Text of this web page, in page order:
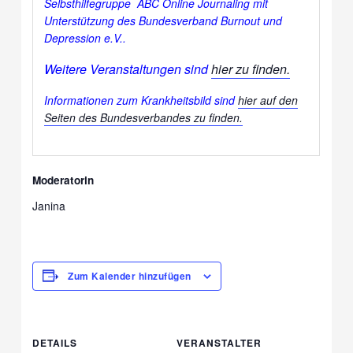
Unterstützung des Bundesverband Burnout und
Depression e.V..
Weitere Veranstaltungen sindhier zu finden.
Informationen zum Krankheitsbild sind hier auf den
Seiten des Bundesverbandes zu finden.
Moderatorin
Janina
Zum Kalender hinzufügen
DETAILS VERANSTALTER